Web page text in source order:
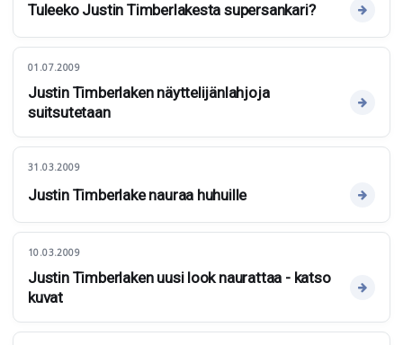
Tuleeko Justin Timberlakesta supersankari?
01.07.2009
Justin Timberlaken näyttelijänlahjoja
suitsutetaan
31.03.2009
Justin Timberlake nauraa huhuille
10.03.2009
Justin Timberlaken uusi look naurattaa - katso
kuvat